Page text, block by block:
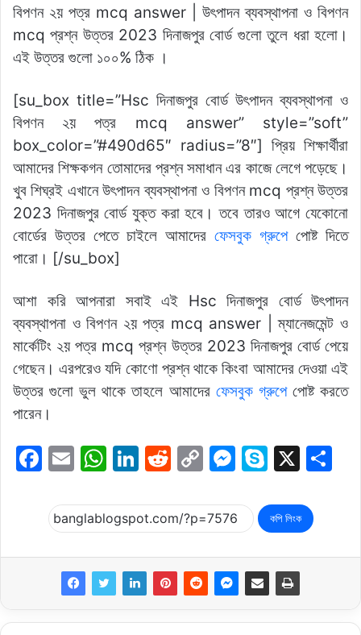
বিপণন ২য় পত্র mcq answer | উৎপাদন ব্যবস্থাপনা ও বিপণন
mcq প্রশ্ন উত্তর 2023 দিনাজপুর বোর্ড গুলো তুলে ধরা হলো।
এই উত্তর গুলো ১০০% ঠিক ।
[su_box title=”Hsc দিনাজপুর বোর্ড উৎপাদন ব্যবস্থাপনা ও
বিপণন ২য় পত্র mcq answer” style=”soft”
box_color=”#490d65″ radius=”8″] প্রিয় শিক্ষার্থীরা
আমাদের শিক্ষকগন তোমাদের প্রশ্ন সমাধান এর কাজে লেগে পড়েছে।
খুব শিঘ্রই এখানে উৎপাদন ব্যবস্থাপনা ও বিপণন mcq প্রশ্ন উত্তর
2023 দিনাজপুর বোর্ড যুক্ত করা হবে। তবে তারও আগে যেকোনো
বোর্ডের উত্তর পেতে চাইলে আমাদের ফেসবুক গ্রুপেপোষ্ট দিতে
পারো। [/su_box]
আশা করি আপনারা সবাই এই Hsc দিনাজপুর বোর্ড উৎপাদন
ব্যবস্থাপনা ও বিপণন ২য় পত্র mcq answer | ম্যানেজমেন্ট ও
মার্কেটিং ২য় পত্র mcq প্রশ্ন উত্তর 2023 দিনাজপুর বোর্ড পেয়ে
গেছেন। এরপরেও যদি কোণো প্রশ্ন থাকে কিংবা আমাদের দেওয়া এই
উত্তর গুলো ভুল থাকে তাহলে আমাদের ফেসবুক গ্রুপেপোষ্ট করতে
পারেন।
F
c
e
b
E
ai
l
W
at
s
A
p
Li
k
e
dI
n
R
d
di
t
C
p
y
Li
n
M
s
s
e
n
S
y
p
e
X
কপি লিংক